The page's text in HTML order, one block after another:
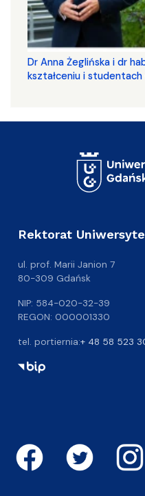
​​​​​​​Dr Anna Żeglińska i dr
kształceniu i studentach
Rektorat
ul. prof. Marii Janion 7
80-309 Gdańsk
NIP: 584-020-32-39
REGON: 000001330
tel. portiernia:+ 48 58 523